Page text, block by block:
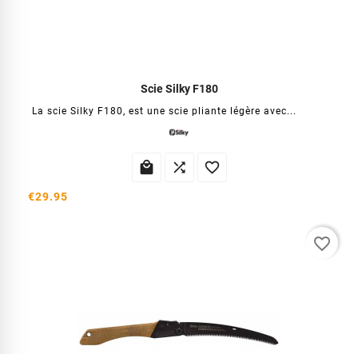
Scie Silky F180
La scie Silky F180, est une scie pliante légère avec...
  
€29.95
favorite_border